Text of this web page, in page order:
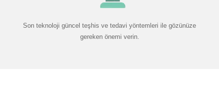
Son teknoloji güncel teşhis ve tedavi yöntemleri ile gözünüze
gereken önemi verin.